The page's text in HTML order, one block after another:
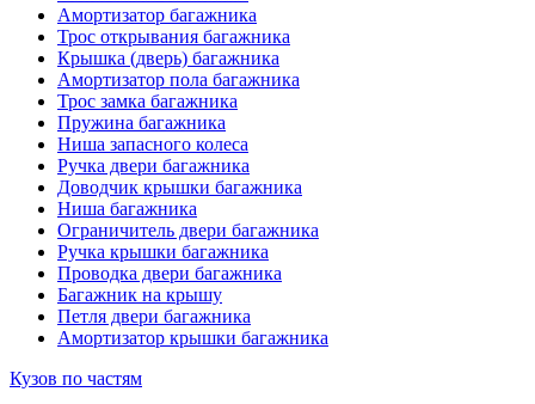
Амортизатор багажника
Трос открывания багажника
Крышка (дверь) багажника
Амортизатор пола багажника
Трос замка багажника
Пружина багажника
Ниша запасного колеса
Ручка двери багажника
Доводчик крышки багажника
Ниша багажника
Ограничитель двери багажника
Ручка крышки багажника
Проводка двери багажника
Багажник на крышу
Петля двери багажника
Амортизатор крышки багажника
Кузов по частям